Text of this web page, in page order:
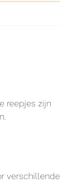
reepjes zijn
verschillende